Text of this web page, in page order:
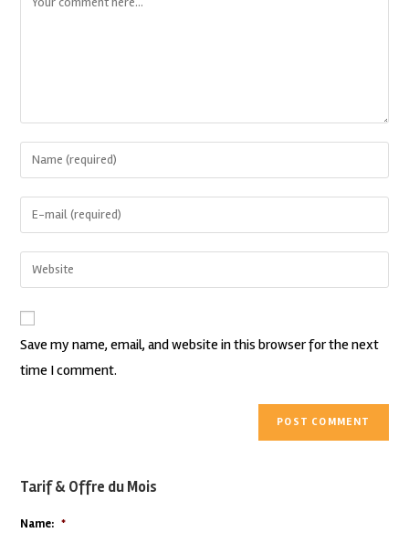
Save my name, email, and website in this browser for the next
time I comment.
Tarif & Offre du Mois
Name: *